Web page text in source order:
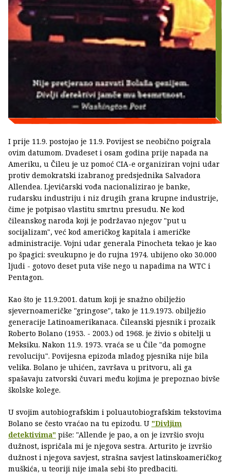
I prije 11.9. postojao je 11.9. Povijest se neobično poigrala
ovim datumom. Dvadeset i osam godina prije napada na
Ameriku, u Čileu je uz pomoć CIA-e organiziran vojni udar
protiv demokratski izabranog predsjednika Salvadora
Allendea. Ljevičarski vođa nacionalizirao je banke,
rudarsku industriju i niz drugih grana krupne industrije,
čime je potpisao vlastitu smrtnu presudu. Ne kod
čileanskog naroda koji je podržavao njegov "put u
socijalizam", već kod američkog kapitala i američke
administracije. Vojni udar generala Pinocheta tekao je kao
po špagici: sveukupno je do rujna 1974. ubijeno oko 30.000
ljudi - gotovo deset puta više nego u napadima na WTC i
Pentagon.
Kao što je 11.9.2001. datum koji je snažno obilježio
sjevernoameričke "gringose", tako je 11.9.1973. obilježio
generacije Latinoamerikanaca. Čileanski pjesnik i prozaik
Roberto Bolano (1953. - 2003.) od 1968. je živio s obitelji u
Meksiku. Nakon 11.9. 1973. vraća se u Čile "da pomogne
revoluciju". Povijesna epizoda mladog pjesnika nije bila
velika. Bolano je uhićen, završava u pritvoru, ali ga
spašavaju zatvorski čuvari među kojima je prepoznao bivše
školske kolege.
U svojim autobiografskim i poluautobiografskim tekstovima
Bolano se često vraćao na tu epizodu. U "Divljim
detektivima" piše: "Allende je pao, a on je izvršio svoju
dužnost, ispričala mi je njegova sestra. Arturito je izvršio
dužnost i njegova savjest, strašna savjest latinskoameričkog
muškića, u teoriji nije imala sebi što predbaciti.